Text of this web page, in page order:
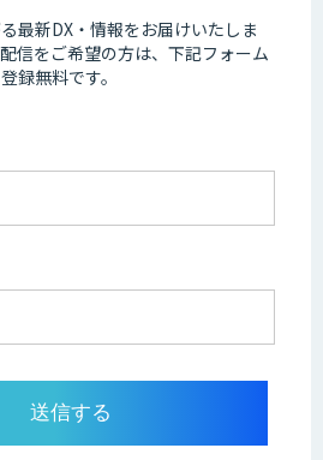
最新DX・情報をお届けいたしま
信をご希望の方は、下記フォーム
録無料です。